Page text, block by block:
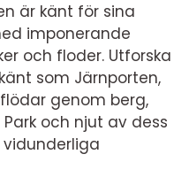
är känt för sina
imponerande
och floder. Utforska
som Järnporten,
genom berg,
och njut av dess